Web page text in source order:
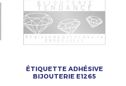
ÉTIQUETTE ADHÉSIVE
BIJOUTERIE E1265